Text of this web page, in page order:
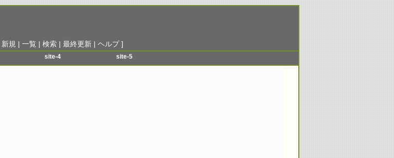
新規 | 一覧 | 検索 | 最終更新 | ヘルプ]
site-4
site-5